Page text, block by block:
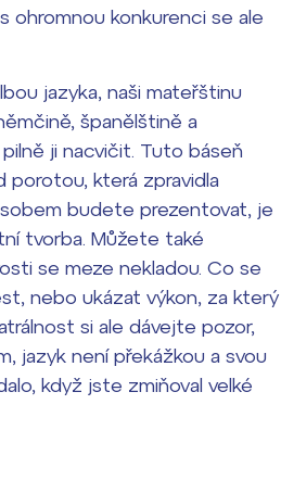
ohromnou konkurenci se ale
jazyka, naši mateřštinu
španělštině a
ji nacvičit. Tuto báseň
která zpravidla
budete prezentovat, je
tvorba. Můžete také
se meze nekladou. Co se
nebo ukázat výkon, za který
si ale dávejte pozor,
jazyk není překážkou a svou
když jste zmiňoval velké